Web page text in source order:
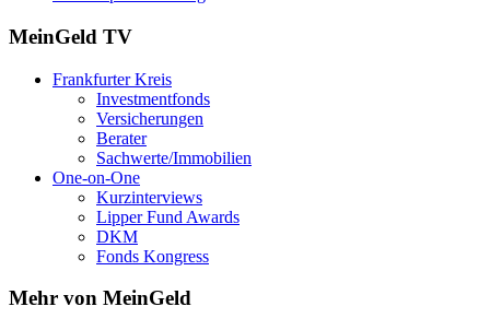
MeinGeld TV
Frankfurter Kreis
Investmentfonds
Versicherungen
Berater
Sachwerte/Immobilien
One-on-One
Kurzinterviews
Lipper Fund Awards
DKM
Fonds Kongress
Mehr von MeinGeld